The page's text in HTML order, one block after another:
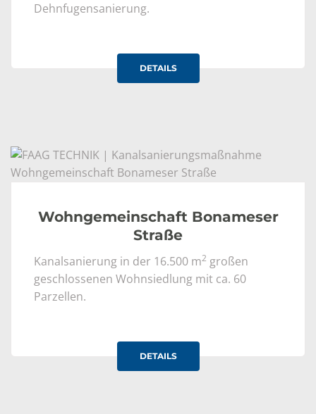
Dehnfugensanierung.
DETAILS
Wohngemeinschaft Bonameser
Straße
Kanalsanierung in der 16.500 m2 großen
geschlossenen Wohnsiedlung mit ca. 60
Parzellen.
DETAILS